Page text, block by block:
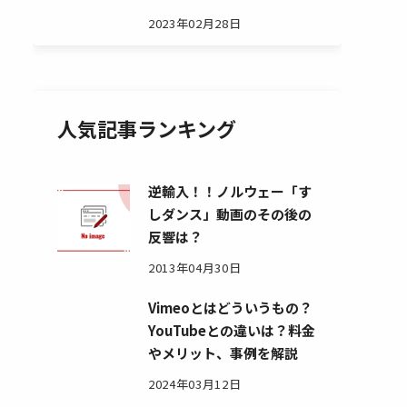
2023年02月28日
人気記事ランキング
逆輸入！！ノルウェー「す
しダンス」動画のその後の
反響は？
2013年04月30日
Vimeoとはどういうもの？
YouTubeとの違いは？料金
やメリット、事例を解説
2024年03月12日